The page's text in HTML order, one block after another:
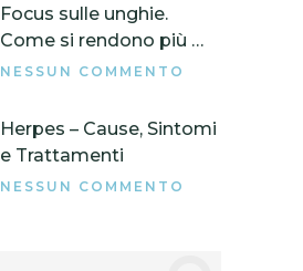
Focus sulle unghie.
Come si rendono più …
NESSUN COMMENTO
Herpes – Cause, Sintomi
e Trattamenti
NESSUN COMMENTO